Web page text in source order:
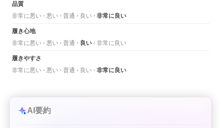
品質
非常に悪い
悪い 普通 良い 非常に良い
履き心地
非常に悪い
悪い 普通 良い 非常に良い
履きやすさ
非常に悪い
悪い 普通 良い 非常に良い
AI要約